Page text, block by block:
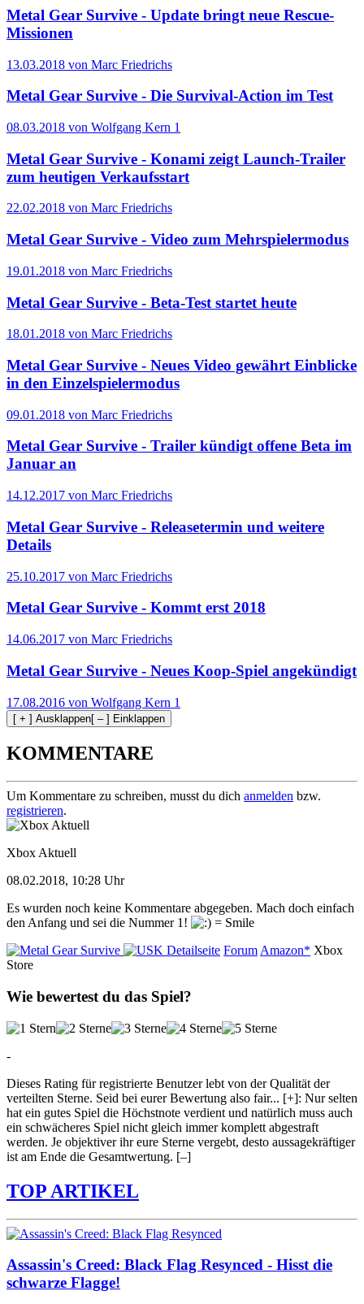
Metal Gear Survive - Update bringt neue Rescue-
Missionen
13.03.2018 von Marc Friedrichs
Metal Gear Survive - Die Survival-Action im Test
08.03.2018 von Wolfgang Kern 1
Metal Gear Survive - Konami zeigt Launch-Trailer
zum heutigen Verkaufsstart
22.02.2018 von Marc Friedrichs
Metal Gear Survive - Video zum Mehrspielermodus
19.01.2018 von Marc Friedrichs
Metal Gear Survive - Beta-Test startet heute
18.01.2018 von Marc Friedrichs
Metal Gear Survive - Neues Video gewährt Einblicke
in den Einzelspielermodus
09.01.2018 von Marc Friedrichs
Metal Gear Survive - Trailer kündigt offene Beta im
Januar an
14.12.2017 von Marc Friedrichs
Metal Gear Survive - Releasetermin und weitere
Details
25.10.2017 von Marc Friedrichs
Metal Gear Survive - Kommt erst 2018
14.06.2017 von Marc Friedrichs
Metal Gear Survive - Neues Koop-Spiel angekündigt
17.08.2016 von Wolfgang Kern 1
[ + ] Ausklappen[ – ] Einklappen
KOMMENTARE
Um Kommentare zu schreiben, musst du dich anmelden bzw.
registrieren.
Xbox Aktuell
08.02.2018, 10:28 Uhr
Es wurden noch keine Kommentare abgegeben. Mach doch einfach
den Anfang und sei die Nummer 1!
Detailseite Forum Amazon* Xbox
Store
Wie bewertest du das Spiel?
-
Dieses Rating für registrierte Benutzer lebt von der Qualität der
verteilten Sterne. Seid bei eurer Bewertung also fair... [+]: Nur selten
hat ein gutes Spiel die Höchstnote verdient und natürlich muss auch
ein schwächeres Spiel nicht gleich immer komplett abgestraft
werden. Je objektiver ihr eure Sterne vergebt, desto aussagekräftiger
ist am Ende die Gesamtwertung. [–]
TOP ARTIKEL
Assassin's Creed: Black Flag Resynced - Hisst die
schwarze Flagge!